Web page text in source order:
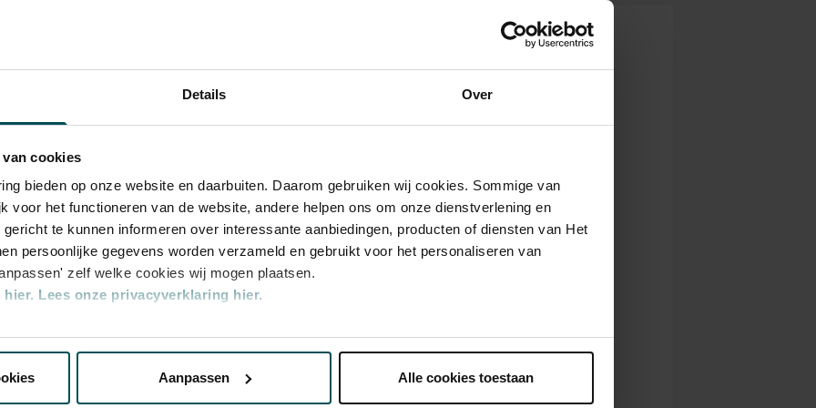
Details Over
cookies
bieden op onze website en daarbuiten. Daarom gebruiken wij cookies. Sommige van
voor het functioneren van de website, andere helpen ons om onze dienstverlening en
te kunnen informeren over interessante aanbiedingen, producten of diensten van Het
persoonlijke gegevens worden verzameld en gebruikt voor het personaliseren van
zelf welke cookies wij mogen plaatsen.
hier. Lees onze privacyverklaring hier.
website kunt u uw toestemming op elk moment wijzigen of intrekken.
die uw gegevens kunnen ontvangen en verwerken.
Aanpassen Alle cookies toestaan
leraar was van Hannes Minnaar. De
werelden, die samen een
droeg de24 Preludesop aan zijn vriend
van de bekende pianobouwer Pleyel.
technisch meest veeleisende
39,00 € 32,00
€ 31,20 € 25,60